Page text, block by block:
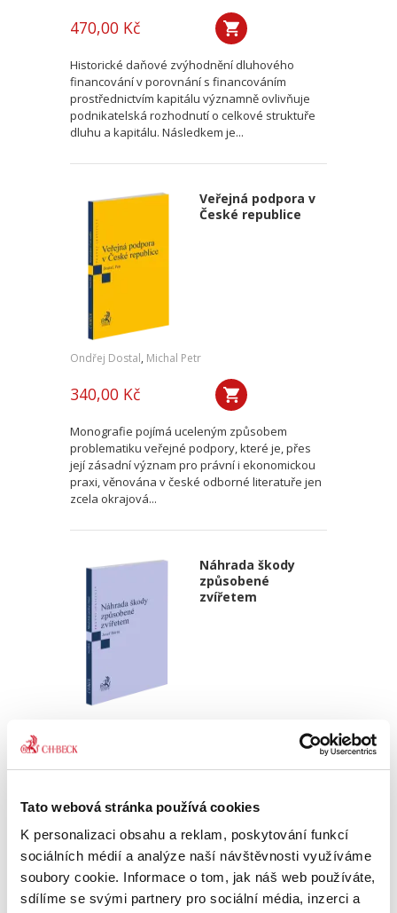
Tato webová stránka používá cookies
K personalizaci obsahu a reklam, poskytování funkcí
sociálních médií a analýze naší návštěvnosti využíváme
soubory cookie. Informace o tom, jak náš web používáte,
sdílíme se svými partnery pro sociální média, inzerci a
470,00 Kč
Historické daňové zvýhodnění dluhového
financování v porovnání s financováním
prostřednictvím kapitálu významně ovlivňuje
podnikatelská rozhodnutí o celkové struktuře
dluhu a kapitálu. Následkem je...
Veřejná podpora v
České republice
Ondřej Dostal, Michal Petr
340,00 Kč
Monografie pojímá uceleným způsobem
problematiku veřejné podpory, které je, přes
její zásadní význam pro právní i ekonomickou
praxi, věnována v české odborné literatuře jen
zcela okrajová...
Náhrada škody
způsobené
zvířetem
390,00 Kč
Publikace pojednává o předpokladech vzniku
povinnosti nahradit újmu způsobenou zvířetem
podle § 2933 až 2935 ObčZ. Nejde ale pouze o
ryzí teorii, v knize čtenář nalezne srozumitelná
řešení...